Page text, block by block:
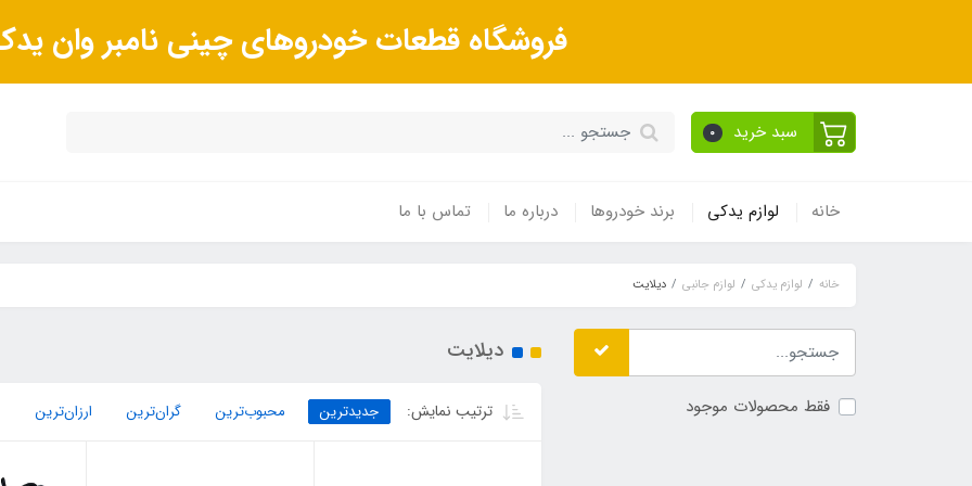
فروشگاه قطعات خودروهای چینی نامبر وان
سبد خرید 0
خانه لوازم یدکی برند خودروها درباره ما تماس با ما
خانه لوازم یدکی لوازم جانبی دیلایت
فقط محصولات موجود
دیلایت
ترتیب نمایش: جدیدترین محبوب‌ترین گران‌ترین ارزان‌ترین